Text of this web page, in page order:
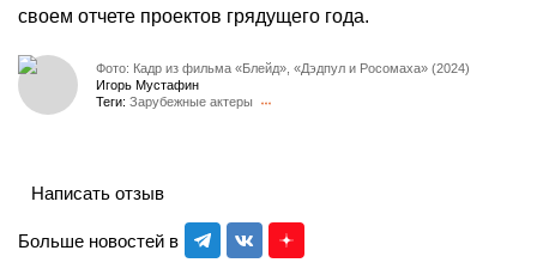
своем отчете проектов грядущего года.
Фото: Кадр из фильма «Блейд», «Дэдпул и Росомаха» (2024)
Игорь Мустафин
Теги: Зарубежные актеры
Больше новостей в
Написать отзыв